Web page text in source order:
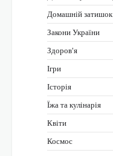
Домашній затишок
Закони України
Здоров'я
Ігри
Історія
Їжа та кулінарія
Квіти
Космос